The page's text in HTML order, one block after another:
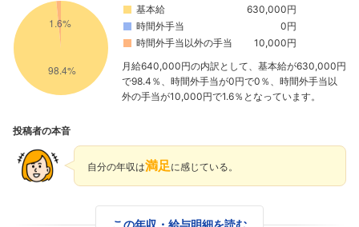
基本給
630,000円
時間外手当
0円
時間外手当以外の手当
10,000円
月給640,000円の内訳として、基本給が630,000円
で98.4％、時間外手当が0円で0％、時間外手当以
外の手当が10,000円で1.6％となっています。
投稿者の本音
自分の年収は満足 に感じている。
この年収・給与明細を読む